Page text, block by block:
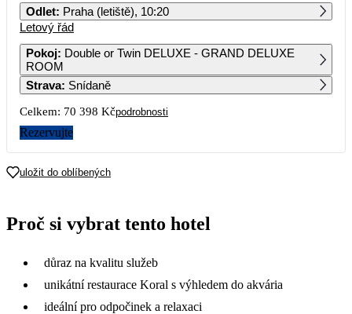
38 629 38 299 35 199 35 199 43 619 38 299
7
35 199
8
38 639
9 10 11 12 13
46 659
14
47 199
15 16
21 22 23 24 25 26 27
Odlet: Praha (letiště), 10:20
Letový řád
Pokoj: Double or Twin DELUXE - GRAND DELUXE
ROOM
Strava: Snídaně
Celkem: 70 398 Kčpodrobnosti
Rezervujte
uložit do oblíbených
Proč si vybrat tento hotel
důraz na kvalitu služeb
unikátní restaurace Koral s výhledem do akvária
ideální pro odpočinek a relaxaci